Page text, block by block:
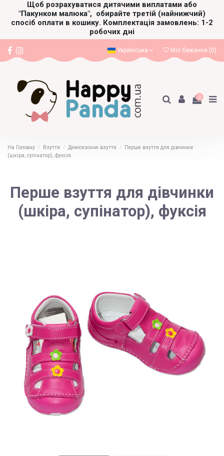
Щоб розрахуватися дитячими виплатами або
"Пакунком малюка", обирайте третій (найнижчий)
спосіб оплати в кошику. Комплектація замовлень: 1-2
робочих дні
Українська Мої бажання (0)
0
На Головну Взуття Демісезонне взуття
Перше взуття для дівчинки
(шкіра, супінатор), фуксія
Перше взуття для дівчинки
(шкіра, супінатор), фуксія